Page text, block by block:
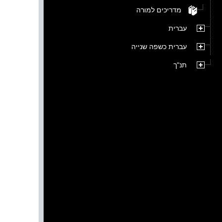
מדריכים למורה
עברית
עברית כשפה שנייה
תנ"ך